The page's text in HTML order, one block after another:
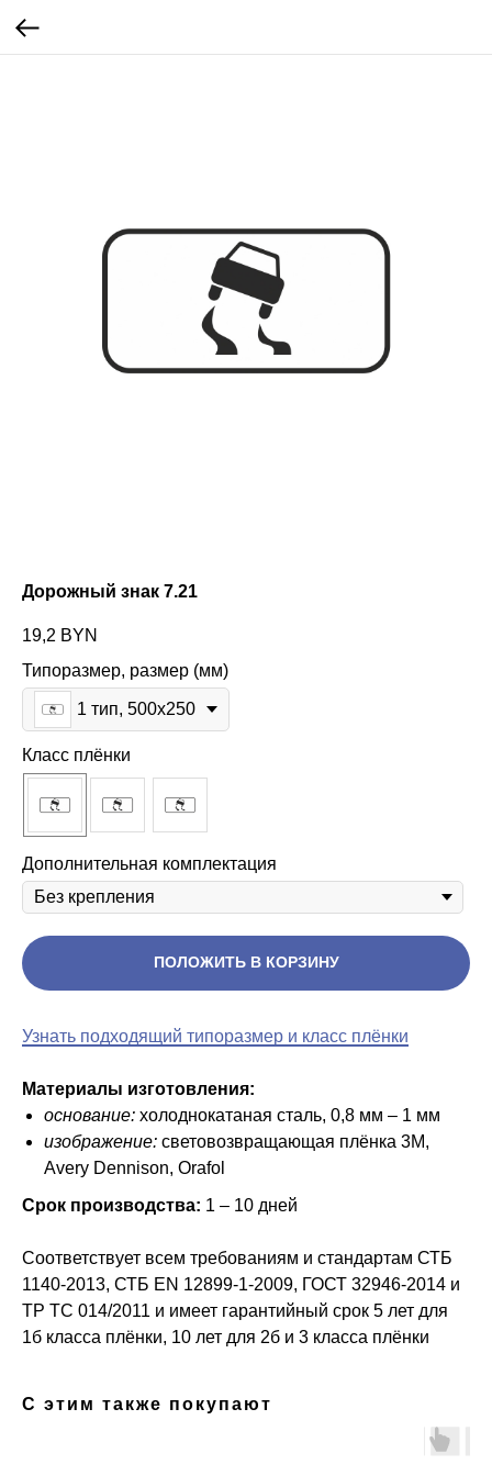
Дорожный знак 7.21
19,2 BYN
Типоразмер, размер (мм)
1 тип, 500х250
Класс плёнки
Дополнительная комплектация
ПОЛОЖИТЬ В КОРЗИНУ
Узнать подходящий типоразмер и класс плёнки
Материалы изготовления:
основание: холоднокатаная сталь, 0,8 мм – 1 мм
изображение: световозвращающая плёнка 3M,
Avery Dennison, Orafol
Срок производства: 1 – 10 дней
Соответствует всем требованиям и стандартам СТБ
1140-2013, СТБ ЕN 12899-1-2009, ГОСТ 32946-2014 и
ТР ТС 014/2011 и имеет гарантийный срок 5 лет для
1б класса плёнки, 10 лет для 2б и 3 класса плёнки
С этим также покупают